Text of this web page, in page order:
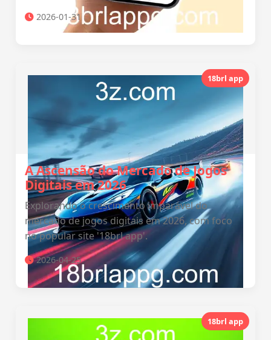
2026-01-31
18brl app
A Ascensão do Mercado de Jogos
Digitais em 2026
Explorando o crescimento imparável do
mercado de jogos digitais em 2026, com foco
no popular site '18brl app'.
2026-04-25
18brl app